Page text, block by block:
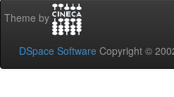
Theme by
DSpace Software Copyright ©